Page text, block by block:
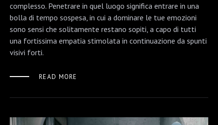
complesso. Penetrare in quel luogo significa entrare in una
bolla di tempo sospesa, in cui a dominare le tue emozioni
sono sensi che solitamente restano sopiti, a capo di tutti
una fortissima empatia stimolata in continuazione da spunti
visivi forti.
READ MORE